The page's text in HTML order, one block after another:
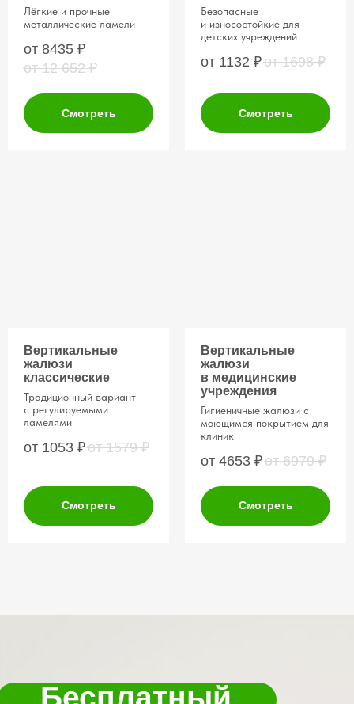
Лёгкие и прочные
металлические ламели
от 8435 ₽
от 12 652 ₽
Смотреть
Безопасные
и износостойкие для
детских учреждений
от 1132 ₽от 1698 ₽
Смотреть
Вертикальные
жалюзи
классические
Традиционный вариант
с регулируемыми
ламелями
от 1053 ₽от 1579 ₽
Смотреть
Вертикальные
жалюзи
в медицинские
учреждения
Гигиеничные жалюзи с
моющимся покрытием для
клиник
от 4653 ₽от 6979 ₽
Смотреть
Про нас рассказывают
на ТВ
связывается с вами,чтобы узнать пожелания